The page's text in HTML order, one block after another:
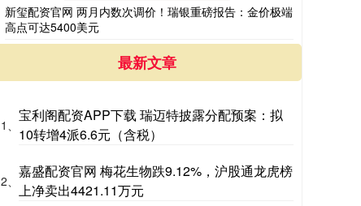
新玺配资官网 两月内数次调价！瑞银重磅报告：金价极端
高点可达5400美元
最新文章
1、
宝利阁配资APP下载 瑞迈特披露分配预案：拟
10转增4派6.6元（含税）
2、
嘉盛配资官网 梅花生物跌9.12%，沪股通龙虎榜
上净卖出4421.11万元